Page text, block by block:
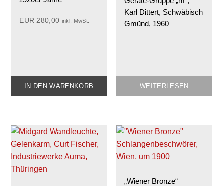
EUR 280,00 inkl. MwSt.
IN DEN WARENKORB
Karl Dittert, Schwäbisch
Gmünd, 1960
WEITERLESEN
„Wiener Bronze“